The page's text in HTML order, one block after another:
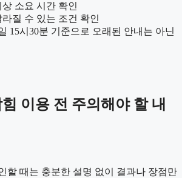
소요 시간 확인
질 수 있는 조건 확인
15시30분 기준으로 오래된 안내는 아닌
이용 전 주의해야 할 내
할 때는 충분한 설명 없이 결과나 장점만